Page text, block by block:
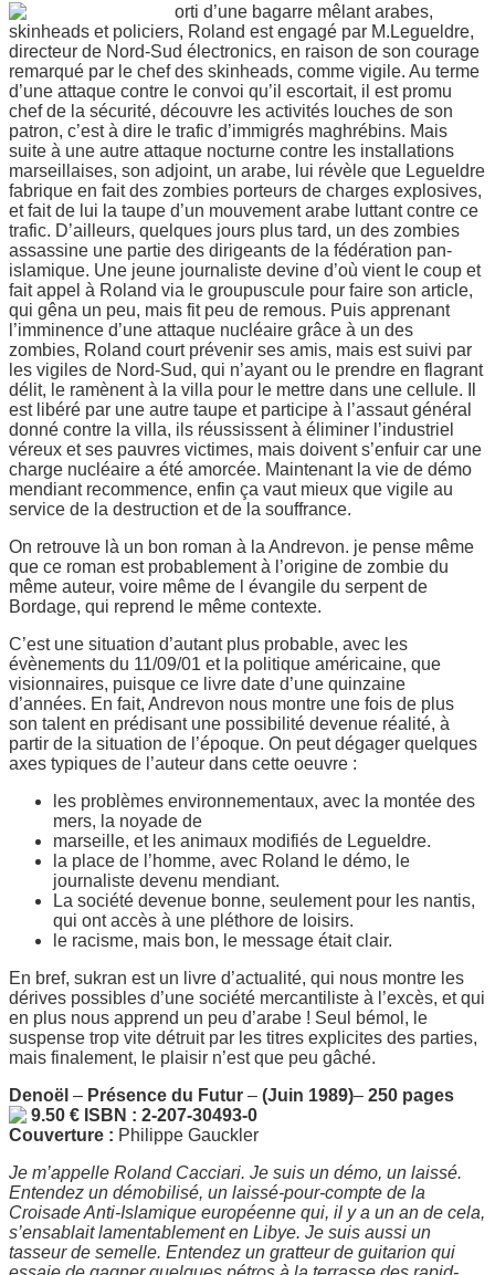
orti d’une bagarre mêlant arabes,
skinheads et policiers, Roland est engagé par M.Legueldre,
directeur de Nord-Sud électronics, en raison de son courage
remarqué par le chef des skinheads, comme vigile. Au terme
d’une attaque contre le convoi qu’il escortait, il est promu
chef de la sécurité, découvre les activités louches de son
patron, c’est à dire le trafic d’immigrés maghrébins. Mais
suite à une autre attaque nocturne contre les installations
marseillaises, son adjoint, un arabe, lui révèle que Legueldre
fabrique en fait des zombies porteurs de charges explosives,
et fait de lui la taupe d’un mouvement arabe luttant contre ce
trafic. D’ailleurs, quelques jours plus tard, un des zombies
assassine une partie des dirigeants de la fédération pan-
islamique. Une jeune journaliste devine d’où vient le coup et
fait appel à Roland via le groupuscule pour faire son article,
qui gêna un peu, mais fit peu de remous. Puis apprenant
l’imminence d’une attaque nucléaire grâce à un des
zombies, Roland court prévenir ses amis, mais est suivi par
les vigiles de Nord-Sud, qui n’ayant ou le prendre en flagrant
délit, le ramènent à la villa pour le mettre dans une cellule. Il
est libéré par une autre taupe et participe à l’assaut général
donné contre la villa, ils réussissent à éliminer l’industriel
véreux et ses pauvres victimes, mais doivent s’enfuir car une
charge nucléaire a été amorcée. Maintenant la vie de démo
mendiant recommence, enfin ça vaut mieux que vigile au
service de la destruction et de la souffrance.
On retrouve là un bon roman à la Andrevon. je pense même
que ce roman est probablement à l’origine de zombie du
même auteur, voire même de l évangile du serpent de
Bordage, qui reprend le même contexte.
C’est une situation d’autant plus probable, avec les
évènements du 11/09/01 et la politique américaine, que
visionnaires, puisque ce livre date d’une quinzaine
d’années. En fait, Andrevon nous montre une fois de plus
son talent en prédisant une possibilité devenue réalité, à
partir de la situation de l’époque. On peut dégager quelques
axes typiques de l’auteur dans cette oeuvre :
les problèmes environnementaux, avec la montée des
mers, la noyade de
marseille, et les animaux modifiés de Legueldre.
la place de l’homme, avec Roland le démo, le
journaliste devenu mendiant.
La société devenue bonne, seulement pour les nantis,
qui ont accès à une pléthore de loisirs.
le racisme, mais bon, le message était clair.
En bref, sukran est un livre d’actualité, qui nous montre les
dérives possibles d’une société mercantiliste à l’excès, et qui
en plus nous apprend un peu d’arabe ! Seul bémol, le
suspense trop vite détruit par les titres explicites des parties,
mais finalement, le plaisir n’est que peu gâché.
Denoël – Présence du Futur – (Juin 1989)– 250 pages
9.50 € ISBN : 2-207-30493-0
Couverture : Philippe Gauckler
Je m’appelle Roland Cacciari. Je suis un démo, un laissé.
Entendez un démobilisé, un laissé-pour-compte de la
Croisade Anti-Islamique européenne qui, il y a un an de cela,
s’ensablait lamentablement en Libye. Je suis aussi un
tasseur de semelle. Entendez un gratteur de guitarion qui